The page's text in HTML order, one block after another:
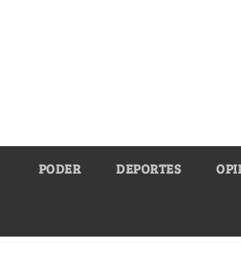
PODER DEPORTES